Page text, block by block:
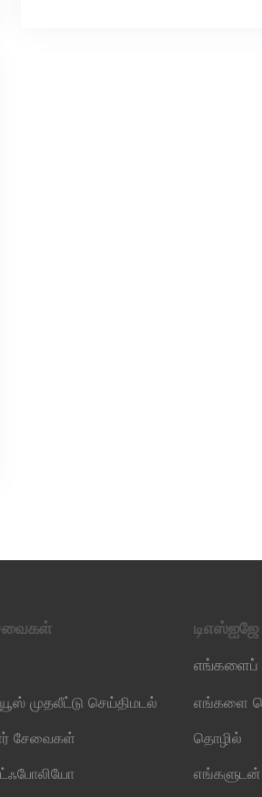
முதலீட்டு செய்திமடல்
சேவைகள்
எங்களைப்
எங்களை
தொழில்
எங்களுடன்